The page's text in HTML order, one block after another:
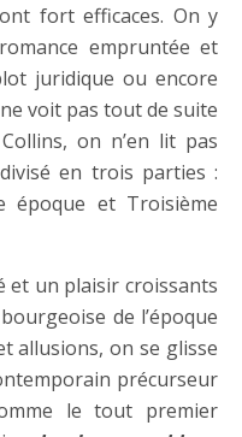
fort efficaces. On y
empruntée et
juridique ou encore
voit pas tout de suite
on n’en lit pas
en trois parties :
époque et Troisième
et un plaisir croissants
de l’époque
allusions, on se glisse
précurseur
le tout premier